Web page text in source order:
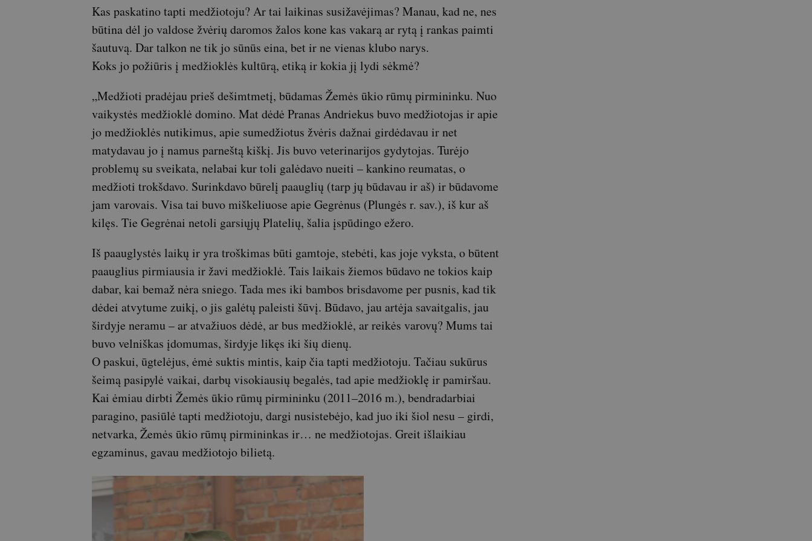
Kas paskatino tapti medžiotoju? Ar tai laikinas susižavėjimas? Manau, kad ne, nes
būtina dėl jo valdose žvėrių daromos žalos kone kas vakarą ar rytą į rankas paimti
šautuvą. Dar talkon ne tik jo sūnūs eina, bet ir ne vienas klubo narys.
Koks jo požiūris į medžioklės kultūrą, etiką ir kokia jį lydi sėkmė?
„Medžioti pradėjau prieš dešimtmetį, būdamas Žemės ūkio rūmų pirmininku. Nuo
vaikystės medžioklė domino. Mat dėdė Pranas Andriekus buvo medžiotojas ir apie
jo medžioklės nutikimus, apie sumedžiotus žvėris dažnai girdėdavau ir net
matydavau jo į namus parneštą kiškį. Jis buvo veterinarijos gydytojas. Turėjo
problemų su sveikata, nelabai kur toli galėdavo nueiti – kankino reumatas, o
medžioti trokšdavo. Surinkdavo būrelį paauglių (tarp jų būdavau ir aš) ir būdavome
jam varovais. Visa tai buvo miškeliuose apie Gegrėnus (Plungės r. sav.), iš kur aš
kilęs. Tie Gegrėnai netoli garsiųjų Platelių, šalia įspūdingo ežero.
Iš paauglystės laikų ir yra troškimas būti gamtoje, stebėti, kas joje vyksta, o būtent
paauglius pirmiausia ir žavi medžioklė. Tais laikais žiemos būdavo ne tokios kaip
dabar, kai bemaž nėra sniego. Tada mes iki bambos brisdavome per pusnis, kad tik
dėdei atvytume zuikį, o jis galėtų paleisti šūvį. Būdavo, jau artėja savaitgalis, jau
širdyje neramu – ar atvažiuos dėdė, ar bus medžioklė, ar reikės varovų? Mums tai
buvo velniškas įdomumas, širdyje likęs iki šių dienų.
O paskui, ūgtelėjus, ėmė suktis mintis, kaip čia tapti medžiotoju. Tačiau sukūrus
šeimą pasipylė vaikai, darbų visokiausių begalės, tad apie medžioklę ir pamiršau.
Kai ėmiau dirbti Žemės ūkio rūmų pirmininku (2011–2016 m.), bendradarbiai
paragino, pasiūlė tapti medžiotoju, dargi nusistebėjo, kad juo iki šiol nesu – girdi,
netvarka, Žemės ūkio rūmų pirmininkas ir… ne medžiotojas. Greit išlaikiau
egzaminus, gavau medžiotojo bilietą.